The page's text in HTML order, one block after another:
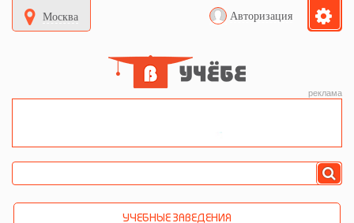
Москва Авторизация
реклама
УЧЕБНЫЕ ЗАВЕДЕНИЯ